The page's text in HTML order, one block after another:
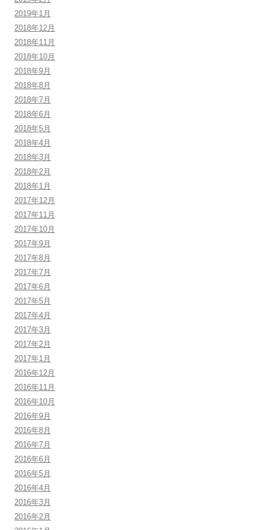
2019年1月
2018年12月
2018年11月
2018年10月
2018年9月
2018年8月
2018年7月
2018年6月
2018年5月
2018年4月
2018年3月
2018年2月
2018年1月
2017年12月
2017年11月
2017年10月
2017年9月
2017年8月
2017年7月
2017年6月
2017年5月
2017年4月
2017年3月
2017年2月
2017年1月
2016年12月
2016年11月
2016年10月
2016年9月
2016年8月
2016年7月
2016年6月
2016年5月
2016年4月
2016年3月
2016年2月